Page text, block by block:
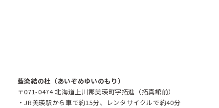
藍染結の杜（あいぞめゆいのもり）
〒071-0474 北海道上川郡美瑛町字拓進（拓真館前）
・JR美瑛駅から車で約15分、レンタサイクルで約40分​